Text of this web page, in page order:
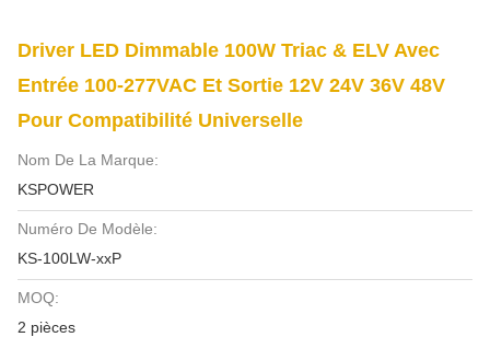
Driver LED Dimmable 100W Triac & ELV Avec
Entrée 100-277VAC Et Sortie 12V 24V 36V 48V
Pour Compatibilité Universelle
Nom De La Marque:
KSPOWER
Numéro De Modèle:
KS-100LW-xxP
MOQ:
2 pièces